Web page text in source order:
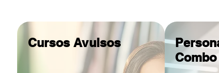
Cursos Avulsos